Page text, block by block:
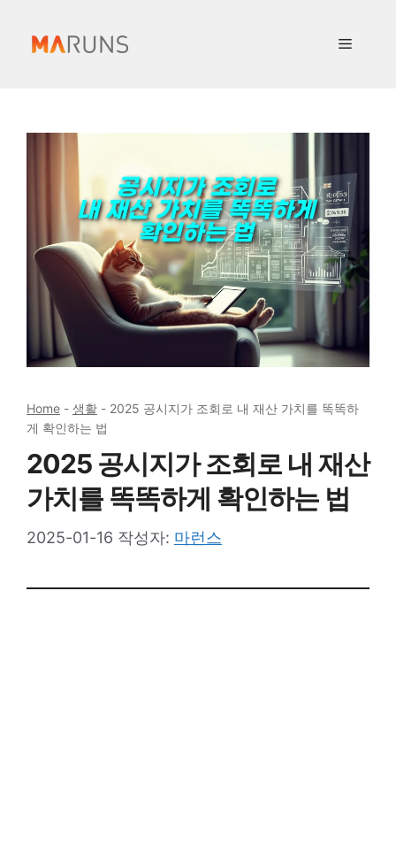
메
Home - 생활 - 2025 공시지가 조회로 내 재산 가치를 똑똑하
게 확인하는 법
2025 공시지가 조회로 내 재산
가치를 똑똑하게 확인하는 법
2025-01-16 작성자: 마런스